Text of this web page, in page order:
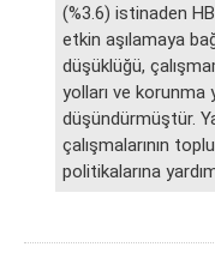
(%3.6) istinaden
etkin aşılamaya
düşüklüğü,
yolları ve korunma
düşündürmüştür.
çalışmalarının
politikalarına